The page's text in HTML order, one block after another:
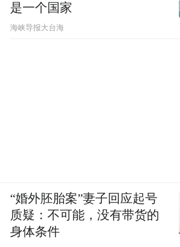
是一个国家
​海峡导报大台海
“婚外胚胎案”妻子回应起号
质疑：不可能，没有带货的
身体条件